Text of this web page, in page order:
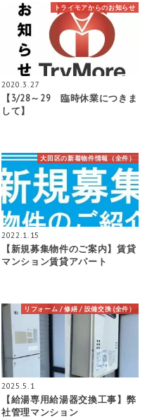
トライモアからのお知らせ
2020.3.27
【3/28～29 臨時休業につきま
して】
大田区の新着物件情報（全件）
2022.1.15
【新規募集物件のご案内】賃貸
マンション賃貸アパート
リフォーム / 修繕 / 設備交換 (全件）
2025.5.1
【給湯専用給湯器交換工事】弊
社管理マンション